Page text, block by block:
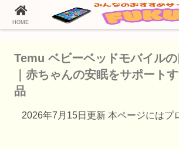
ホーム Temu（テム）の通販情報
Temu ベビーベッドモバイル
｜赤ちゃんの安眠をサポート
品
2026年7月15日更新 本ページにはプ
HOME